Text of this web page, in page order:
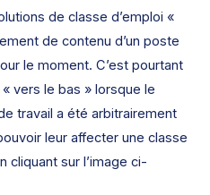
de classe d’emploi «
de contenu d’un poste
le moment. C’est pourtant
vers le bas » lorsque le
travail a été arbitrairement
leur affecter une classe
cliquant sur l’image ci-